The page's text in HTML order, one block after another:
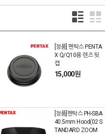
[정품] 펜탁스 PENTA
X Q/Q10용 렌즈 뒷
캡
15,000원
[정품]펜탁스 PH-SBA
40.5mm Hood(02 S
TANDARD ZOOM